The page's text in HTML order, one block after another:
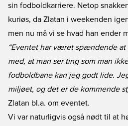
sin fodboldkarriere. Netop
kuriøs, da Zlatan i weekenden
men nu må vi se hvad han ender
“Eventet har været spændende
med, at man ser ting som man
fodboldbane kan jeg godt lide.
miljøet, og det er de kommende
Zlatan bl.a. om eventet.
Vi var naturligvis også nødt til at